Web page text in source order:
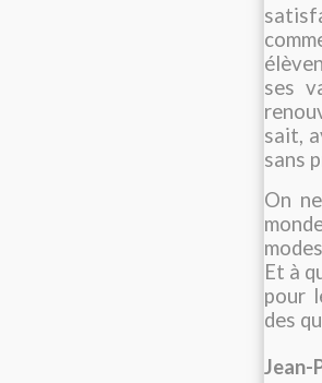
ses
sait,
sans
On
Et à
pour
des
Jean-